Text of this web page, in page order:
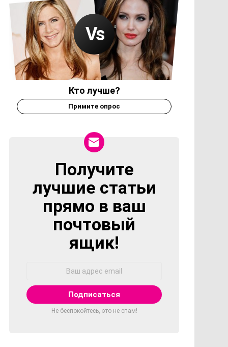
Кто лучше?
Примите опрос
NEWSLETTER
Получите
лучшие статьи
прямо в ваш
почтовый
ящик!
Не беспокойтесь, это не спам!